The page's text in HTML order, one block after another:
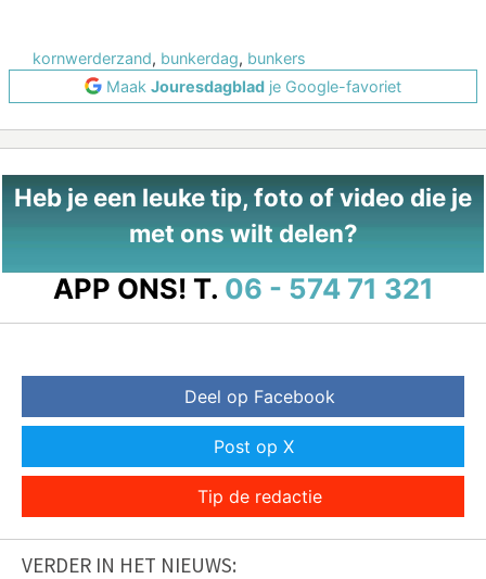
kornwerderzand, bunkerdag, bunkers
Maak Jouresdagblad je Google-favoriet
Heb je een leuke tip, foto of video die je
met ons wilt delen?
APP ONS! T. 06 - 574 71 321
Deel op Facebook
Post op X
Tip de redactie
VERDER IN HET NIEUWS: